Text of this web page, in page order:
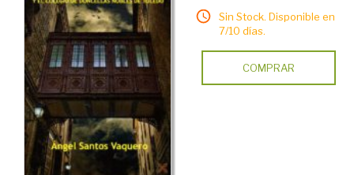
Sin Stock. Disponible en
7/10 días.
COMPRAR